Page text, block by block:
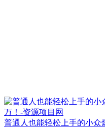
普通人也能轻松上手的小众